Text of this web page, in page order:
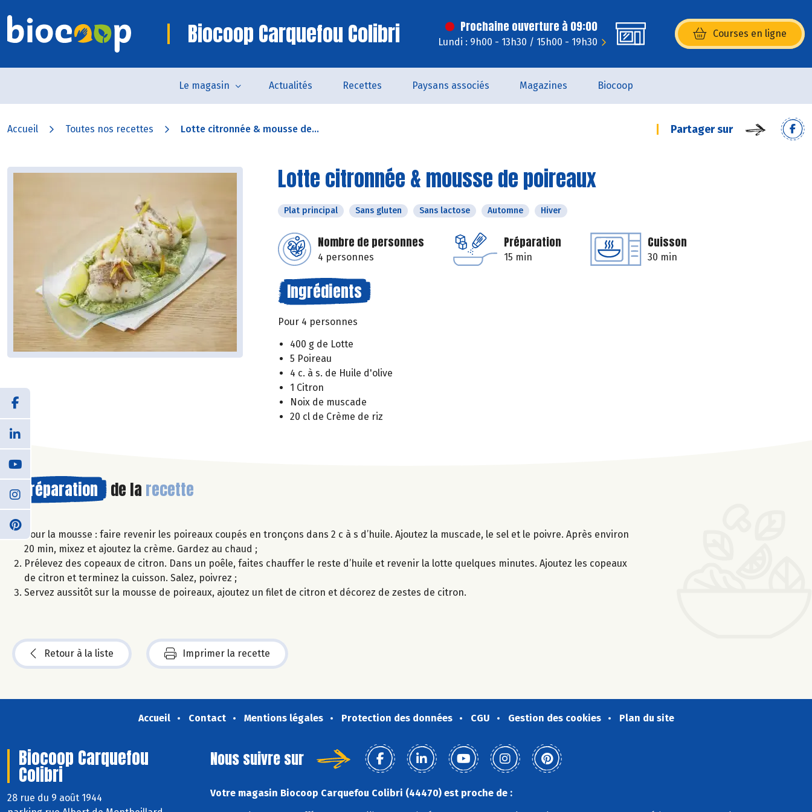
Biocoop Carquefou Colibri Prochaine ouverture à 09:00
Lundi : 9h00 - 13h30 / 15h00 - 19h30
Courses en ligne
(s’ouvre dans une nouvelle
Le magasin Actualités Recettes Paysans associés Magazines Biocoop
Accueil Toutes nos recettes Lotte citronnée & mousse de... Partager sur
Lotte citronnée & mousse de poireaux
Plat principal Sans gluten Sans lactose Automne Hiver
Nombre de personnes
4 personnes
Préparation
15 min
Cuisson
30 min
Ingrédients
Pour 4 personnes
400 g de Lotte
5 Poireau
4 c. à s. de Huile d'olive
1 Citron
Noix de muscade
20 cl de Crème de riz
Préparation de la recette
Pour la mousse : faire revenir les poireaux coupés en tronçons dans 2 c à s d’huile. Ajoutez la muscade, le sel et le poivre. Après environ
20 min, mixez et ajoutez la crème. Gardez au chaud ;
Prélevez des copeaux de citron. Dans un poêle, faites chauffer le reste d’huile et revenir la lotte quelques minutes. Ajoutez les copeaux
de citron et terminez la cuisson. Salez, poivrez ;
Servez aussitôt sur la mousse de poireaux, ajoutez un filet de citron et décorez de zestes de citron.
Retour à la liste Imprimer la recette
Accueil Contact Mentions légales Protection des données CGU Gestion des cookies Plan du site
Biocoop Carquefou
Colibri
28 rue du 9 août 1944
Nous suivre sur
Votre magasin Biocoop Carquefou Colibri (44470) est proche de :